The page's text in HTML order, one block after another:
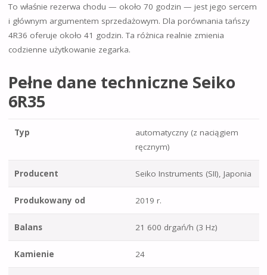
To właśnie rezerwa chodu — około 70 godzin — jest jego sercem
i głównym argumentem sprzedażowym. Dla porównania tańszy
4R36 oferuje około 41 godzin. Ta różnica realnie zmienia
codzienne użytkowanie zegarka.
Pełne dane techniczne Seiko
6R35
Typ
automatyczny (z naciągiem
ręcznym)
Producent Seiko Instruments (SII), Japonia
Produkowany od 2019 r.
Balans 21 600 drgań/h (3 Hz)
Kamienie 24